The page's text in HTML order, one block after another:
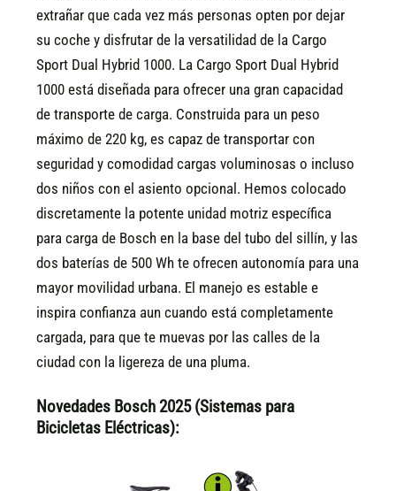
extrañar que cada vez más personas opten por dejar
su coche y disfrutar de la versatilidad de la Cargo
Sport Dual Hybrid 1000. La Cargo Sport Dual Hybrid
1000 está diseñada para ofrecer una gran capacidad
de transporte de carga. Construida para un peso
máximo de 220 kg, es capaz de transportar con
seguridad y comodidad cargas voluminosas o incluso
dos niños con el asiento opcional. Hemos colocado
discretamente la potente unidad motriz específica
para carga de Bosch en la base del tubo del sillín, y las
dos baterías de 500 Wh te ofrecen autonomía para una
mayor movilidad urbana. El manejo es estable e
inspira confianza aun cuando está completamente
cargada, para que te muevas por las calles de la
ciudad con la ligereza de una pluma.
Novedades Bosch 2025 (Sistemas para
Bicicletas Eléctricas):